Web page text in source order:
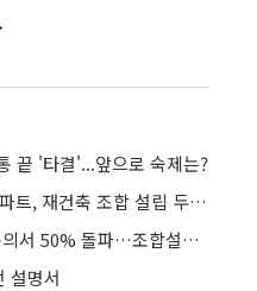
끝 '타결'...앞으로 숙제는?
"동의서 안내면 배제"…은마아파트, 재건축 조합 설립 두고 내부 잡음
돌파…조합설립 요건 충족
설명서